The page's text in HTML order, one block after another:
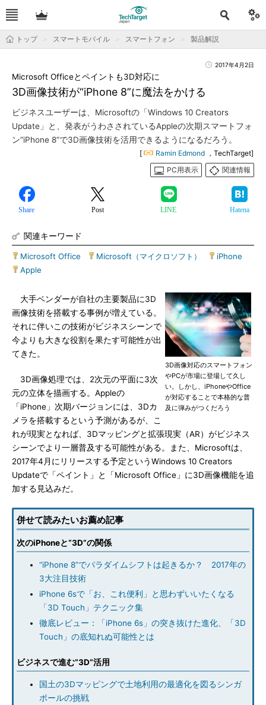
トップ スマートモバイル スマートフォン 製品解説
2017年4月2日
3D画像技術が“iPhone 8”に魔法をかける
Microsoft Officeとペイントも3D対応に
ビジネスユーザーは、Microsoftの「Windows 10 Creators
Update」と、発表がうわさされているAppleの次期スマートフォ
ン“iPhone 8”で3D画像技術を活用できるようになるだろう。
[ Ramin Edmond ，TechTarget]
PC用表示
関連情報
Share Post LINE Hatena
関連キーワード
Microsoft Office Microsoft（マイクロソフト） iPhone
Apple
3D画像対応のスマートフォン
やPCが市場に登場して久し
い。しかし、iPhoneやOffice
が対応することで本格的な普
及に弾みがつくだろう
大手ベンダーが自社の主要製品に3D
画像技術を搭載する事例が増えている。
それに伴いこの技術がビジネスシーンで
今よりも大きな役割を果たす可能性が出
てきた。
3D画像処理では、2次元の平面に3次
元の立体を描画する。Appleの
「iPhone」次期バージョンには、3Dカ
メラを搭載するという予測があるが、こ
れが現実となれば、3Dマッピングと拡張現実（AR）がビジネス
シーンでより一層普及する可能性がある。また、Microsoftは、
2017年4月にリリースする予定というWindows 10 Creators
Updateで「ペイント」と「Microsoft Office」に3D画像機能を追
加する見込みだ。
併せて読みたいお薦め記事
次のiPhoneと“3D”の関係
“iPhone 8”でパラダイムシフトは起きるか？ 2017年の
3大注目技術
iPhone 6sで「お、これ便利」と思わずいいたくなる
「3D Touch」テクニック集
徹底レビュー：「iPhone 6s」の突き抜けた進化、「3D
Touch」の底知れぬ可能性とは
ビジネスで進む“3D”活用
国土の3Dマッピングで土地利用の最適化を図るシンガ
ポールの挑戦